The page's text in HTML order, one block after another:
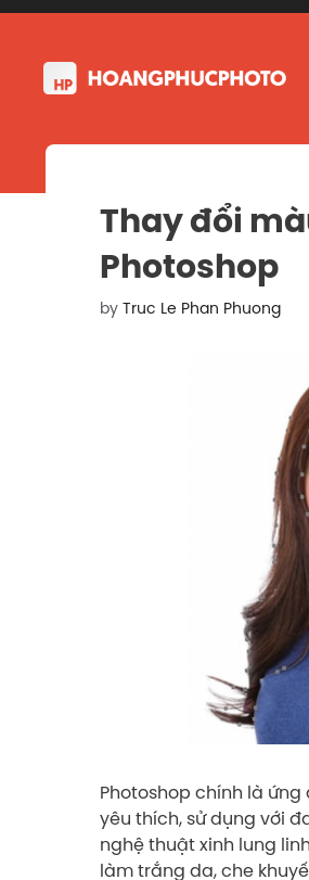
Skip
content
Thay đổi
Photoshop
by Truc Le Phan Phuong
Photoshop chính là
yêu thích, sử dụng với
nghệ thuật xinh lung
làm trắng da, che